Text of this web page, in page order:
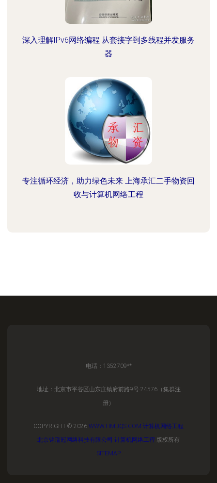
深入理解IPv6网络编程 从套接字到多线程并发服务
器
专注循环经济，助力绿色未来 上海承汇二手物资回
收与计算机网络工程
电话：1352709**
地址：北京市平谷区山东庄镇府前路9号-24576（集群注
册）
COPYRIGHT © 2026 WWW.HMBQS.COM 计算机网络工程
北京铭瑞冠网络科技有限公司 计算机网络工程 版权所有
SITEMAP